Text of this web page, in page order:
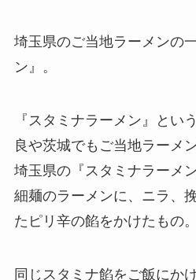
埼玉県のご当地ラーメンの
ン』。
『スタミナラーメン』とい
良や茨城でもご当地ラーメ
埼玉県の『スタミナラーメ
細麺のラーメンに、ニラ、
たピリ辛の餡をかけたもの。
同じスタミナ餡をご飯にか